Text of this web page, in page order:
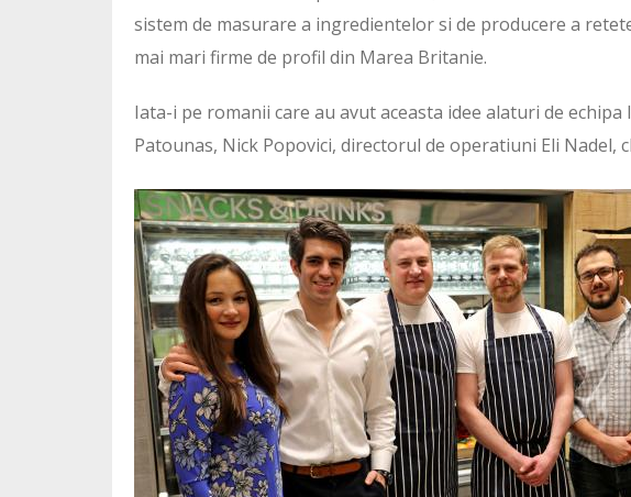
sistem de masurare a ingredientelor si de producere a
mai mari firme de profil din Marea Britanie.
Iata-i pe romanii care au avut aceasta idee alaturi de
Patounas, Nick Popovici, directorul de operatiuni Eli Nadel,